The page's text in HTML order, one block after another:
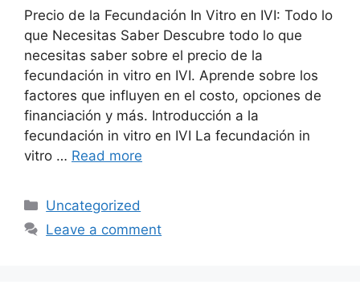
Precio de la Fecundación In Vitro en IVI: Todo lo
que Necesitas Saber Descubre todo lo que
necesitas saber sobre el precio de la
fecundación in vitro en IVI. Aprende sobre los
factores que influyen en el costo, opciones de
financiación y más. Introducción a la
fecundación in vitro en IVI La fecundación in
vitro … Read more
Categories
Uncategorized
Leave a comment